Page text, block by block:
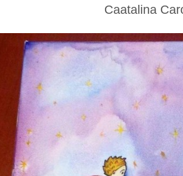
Caatalina